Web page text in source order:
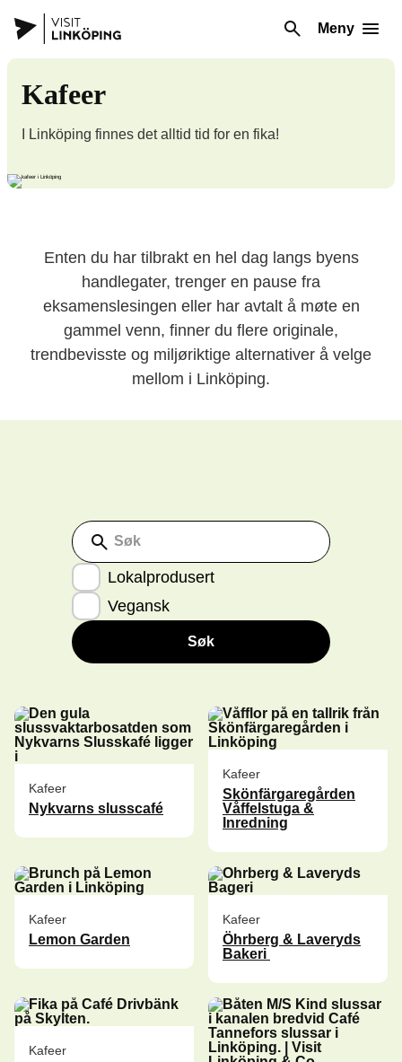
Meny
Kafeer
I Linköping finnes det alltid tid for en fika!
Enten du har tilbrakt en hel dag langs byens
handlegater, trenger en pause fra
eksamenslesingen eller har avtalt å møte en
gammel venn, finner du flere originale,
trendbevisste og miljøriktige alternativer å velge
mellom i Linköping.
Søk
Lokalprodusert
Vegansk
Søk
Kafeer
Nykvarns slusscafé
Kafeer
Skönfärgaregården
Våffelstuga &
Inredning
Kafeer
Lemon Garden
Kafeer
Öhrberg & Laveryds
Bakeri
Kafeer